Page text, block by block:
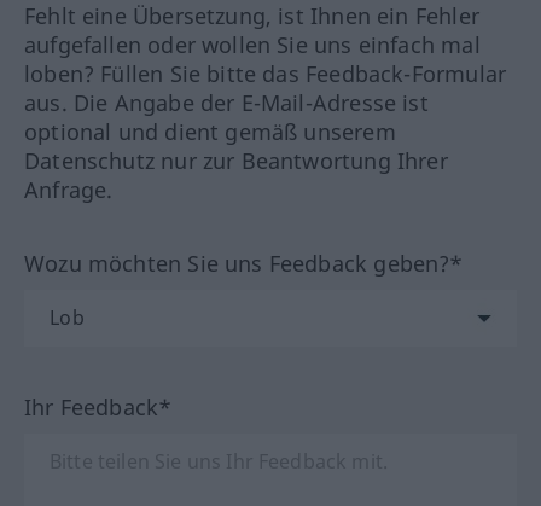
Fehlt eine Übersetzung, ist Ihnen ein Fehler
aufgefallen oder wollen Sie uns einfach mal
loben? Füllen Sie bitte das Feedback-Formular
aus. Die Angabe der E-Mail-Adresse ist
optional und dient gemäß unserem
Datenschutz nur zur Beantwortung Ihrer
Anfrage.
Wozu möchten Sie uns Feedback geben?*
Ihr Feedback*